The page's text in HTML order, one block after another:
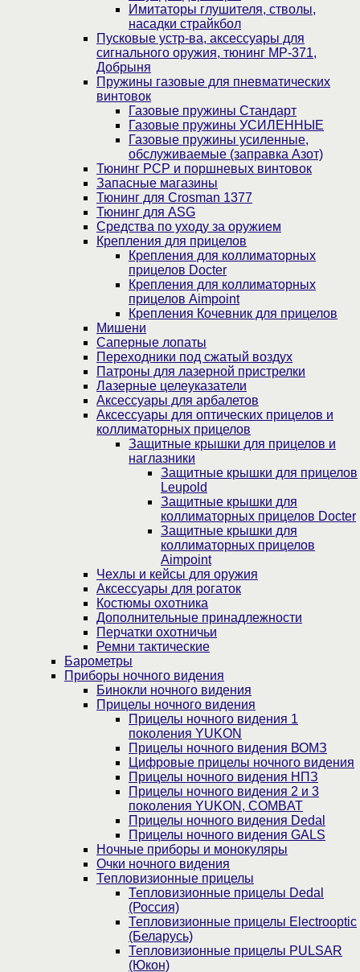
Имитаторы глушителя, стволы,
насадки страйкбол
Пусковые устр-ва, аксессуары для
сигнального оружия, тюнинг МР-371,
Добрыня
Пружины газовые для пневматических
винтовок
Газовые пружины Стандарт
Газовые пружины УСИЛЕННЫЕ
Газовые пружины усиленные,
обслуживаемые (заправка Азот)
Тюнинг PCP и поршневых винтовок
Запасные магазины
Тюнинг для Crosman 1377
Тюнинг для ASG
Средства по уходу за оружием
Крепления для прицелов
Крепления для коллиматорных
прицелов Docter
Крепления для коллиматорных
прицелов Aimpoint
Крепления Кочевник для прицелов
Мишени
Саперные лопаты
Переходники под сжатый воздух
Патроны для лазерной пристрелки
Лазерные целеуказатели
Аксессуары для арбалетов
Аксессуары для оптических прицелов и
коллиматорных прицелов
Защитные крышки для прицелов и
наглазники
Защитные крышки для прицелов
Leupold
Защитные крышки для
коллиматорных прицелов Docter
Защитные крышки для
коллиматорных прицелов
Aimpoint
Чехлы и кейсы для оружия
Аксессуары для рогаток
Костюмы охотника
Дополнительные принадлежности
Перчатки охотничьи
Ремни тактические
Барометры
Приборы ночного видения
Бинокли ночного видения
Прицелы ночного видения
Прицелы ночного видения 1
поколения YUKON
Прицелы ночного видения ВОМЗ
Цифровые прицелы ночного видения
Прицелы ночного видения НПЗ
Прицелы ночного видения 2 и 3
поколения YUKON, COMBAT
Прицелы ночного видения Dedal
Прицелы ночного видения GALS
Ночные приборы и монокуляры
Очки ночного видения
Тепловизионные прицелы
Тепловизионные прицелы Dedal
(Россия)
Тепловизионные прицелы Electrooptic
(Беларусь)
Тепловизионные прицелы PULSAR
(Юкон)